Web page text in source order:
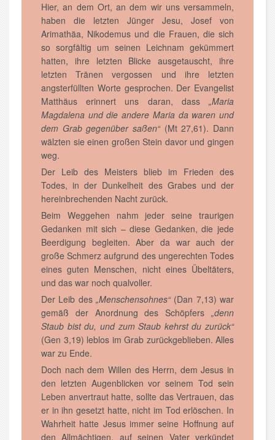
Hier, an dem Ort, an dem wir uns versammeln,
haben die letzten Jünger Jesu, Josef von
Arimathäa, Nikodemus und die Frauen, die sich
so sorgfältig um seinen Leichnam gekümmert
hatten, ihre letzten Blicke ausgetauscht, ihre
letzten Tränen vergossen und ihre letzten
angsterfüllten Worte gesprochen. Der Evangelist
Matthäus erinnert uns daran, dass „Maria
Magdalena und die andere Maria da waren und
dem Grab gegenüber saßen“(Mt 27,61). Dann
wälzten sie einen großen Stein davor und gingen
weg.
Der Leib des Meisters blieb im Frieden des
Todes, in der Dunkelheit des Grabes und der
hereinbrechenden Nacht zurück.
Beim Weggehen nahm jeder seine traurigen
Gedanken mit sich – diese Gedanken, die jede
Beerdigung begleiten. Aber da war auch der
große Schmerz aufgrund des ungerechten Todes
eines guten Menschen, nicht eines Übeltäters,
und das war noch qualvoller.
Der Leib des „Menschensohnes“(Dan 7,13) war
gemäß der Anordnung des Schöpfers „denn
Staub bist du, und zum Staub kehrst du zurück“
(Gen 3,19) leblos im Grab zurückgeblieben. Alles
war zu Ende.
Doch nach dem Willen des Herrn, dem Jesus in
den letzten Augenblicken vor seinem Tod sein
Leben anvertraut hatte, sollte das Vertrauen, das
er in ihn gesetzt hatte, nicht im Tod erlöschen. In
Wahrheit hatte Jesus immer seine Hoffnung auf
den Allmächtigen, auf seinen Vater verkündet